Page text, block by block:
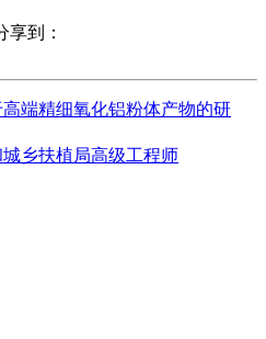
享到：
端精细氧化铝粉体产物的研
乡扶植局高级工程师